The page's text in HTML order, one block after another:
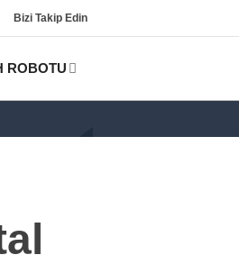
Bizi Takip Edin
ROBOTU